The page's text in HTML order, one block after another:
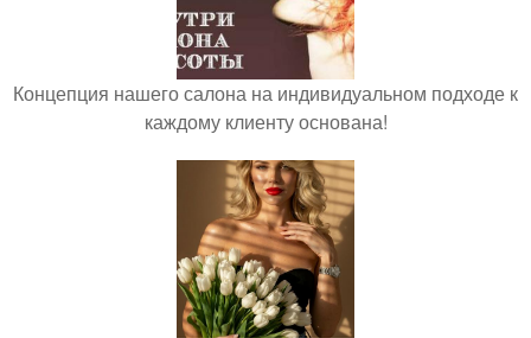
Концепция нашего салона на индивидуальном подходе к
каждому клиенту основана!